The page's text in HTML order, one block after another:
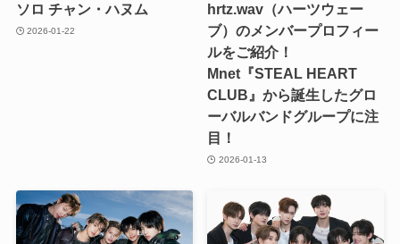
ソロ チャン・ハヌム
2026-01-22
hrtz.wav（ハーツウェー
ブ）のメンバープロフィー
ルをご紹介！
Mnet『STEAL HEART
CLUB』から誕生したグロ
ーバルバンドグループに注
目！
2026-01-13